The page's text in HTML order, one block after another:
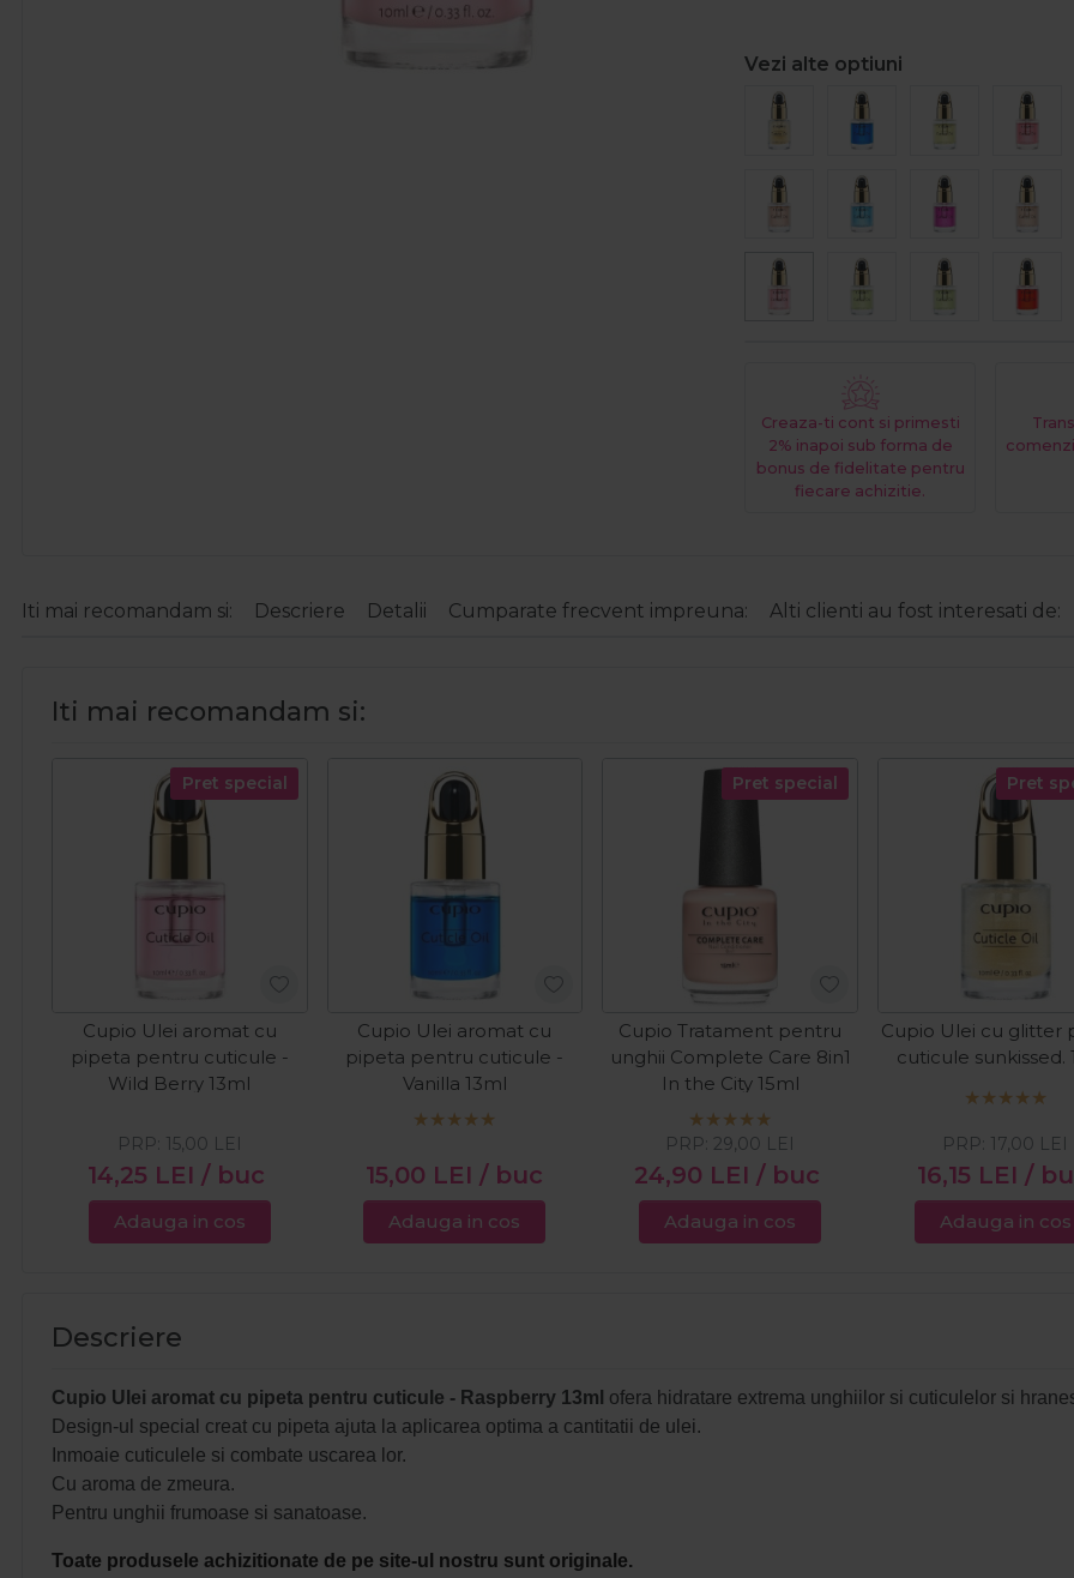
Vezi alte optiuni
Creaza-ti cont si primesti
2% inapoi sub forma de
bonus de fidelitate pentru
fiecare achizitie.
Iti mai recomandam si: Descriere Detalii Cumparate frecvent impreuna: Alti clienti au fost interesati de:
Iti mai recomandam si:
Pret special
Cupio Ulei aromat cu
pipeta pentru cuticule -
Wild Berry 13ml
14,25 LEI / buc
PRP: 15,00 LEI
Adauga in cos
Cupio Ulei aromat cu
pipeta pentru cuticule -
Vanilla 13ml
15,00 LEI / buc
Adauga in cos
Pret special
Cupio Tratament pentru
unghii Complete Care 8in1
In the City 15ml
24,90 LEI / buc
PRP: 29,00 LEI
Adauga in cos
Pret
Cupio Ulei cu glitter
cuticule sunkissed.
16,15 LEI /
PRP: 17,00 LEI
Adauga in cos
Descriere
Cupio Ulei aromat cu pipeta pentru cuticule - Raspberry 13ml ofera hidratare extrema unghiilor si cuticulelor si
Design-ul special creat cu pipeta ajuta la aplicarea optima a cantitatii de ulei.
Inmoaie cuticulele si combate uscarea lor.
Cu aroma de zmeura.
Pentru unghii frumoase si sanatoase.
Toate produsele achizitionate de pe site-ul nostru sunt originale.